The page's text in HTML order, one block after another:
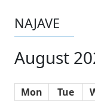
NAJAVE
August
Mon Tue